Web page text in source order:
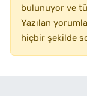
bulunuyor ve
Yazılan
hiçbir şekilde